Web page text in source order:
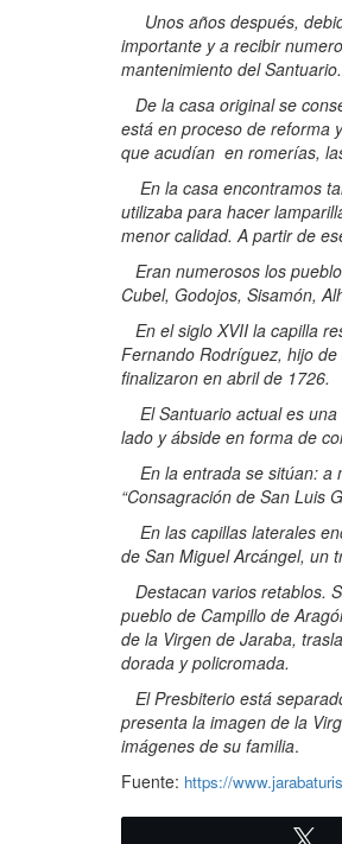
Unos años después,
importante y a recibir
mantenimiento del Santuario.
De la casa original se
está en proceso de reforma
que acudían en romerías,
En la casa encontramos
utilizaba para hacer
menor calidad. A partir de
Eran numerosos los
Cubel, Godojos, Sisamón,
En el siglo XVII la capilla
Fernando Rodríguez, hijo
finalizaron en abril de 1726.
El Santuario actual es una
lado y ábside en forma de
En la entrada se sitúan: a
“Consagración de San Luis
En las capillas laterales
de San Miguel Arcángel, un
Destacan varios retablos.
pueblo de Campillo de
de la Virgen de Jaraba,
dorada y policromada.
El Presbiterio está
presenta la imagen de la
imágenes de su familia.
Fuente: https://